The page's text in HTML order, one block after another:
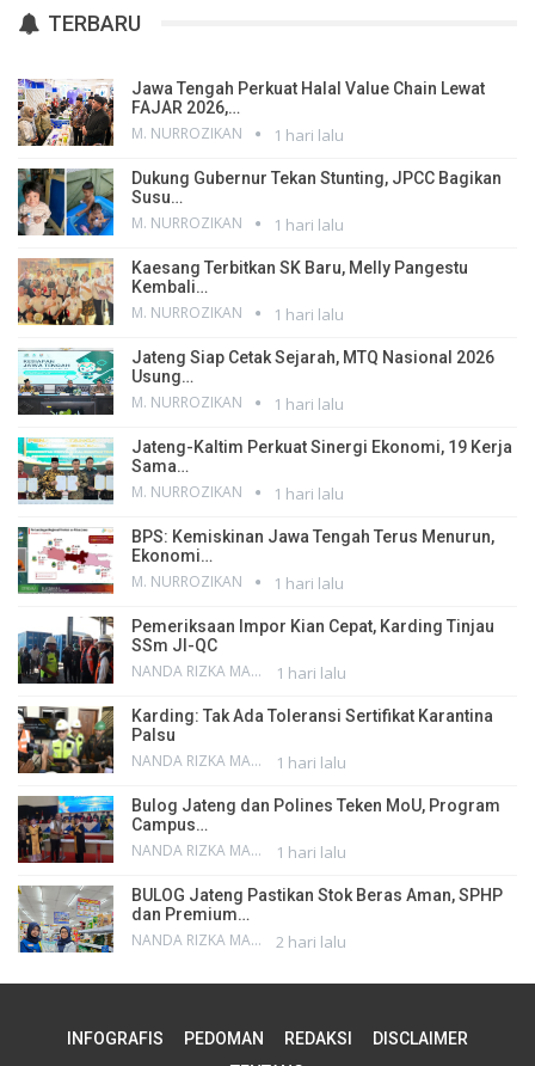
TERBARU
Jawa Tengah Perkuat Halal Value Chain Lewat
FAJAR 2026,…
M. NURROZIKAN 1 hari lalu
Dukung Gubernur Tekan Stunting, JPCC Bagikan
Susu…
M. NURROZIKAN 1 hari lalu
Kaesang Terbitkan SK Baru, Melly Pangestu
Kembali…
M. NURROZIKAN 1 hari lalu
Jateng Siap Cetak Sejarah, MTQ Nasional 2026
Usung…
M. NURROZIKAN 1 hari lalu
Jateng-Kaltim Perkuat Sinergi Ekonomi, 19 Kerja
Sama…
M. NURROZIKAN 1 hari lalu
BPS: Kemiskinan Jawa Tengah Terus Menurun,
Ekonomi…
M. NURROZIKAN 1 hari lalu
Pemeriksaan Impor Kian Cepat, Karding Tinjau
SSm JI-QC
NANDA RIZKA MAHENDRA 1 hari lalu
Karding: Tak Ada Toleransi Sertifikat Karantina
Palsu
NANDA RIZKA MAHENDRA 1 hari lalu
Bulog Jateng dan Polines Teken MoU, Program
Campus…
NANDA RIZKA MAHENDRA 1 hari lalu
BULOG Jateng Pastikan Stok Beras Aman, SPHP
dan Premium…
NANDA RIZKA MAHENDRA 2 hari lalu
INFOGRAFIS PEDOMAN REDAKSI
DISCLAIMER